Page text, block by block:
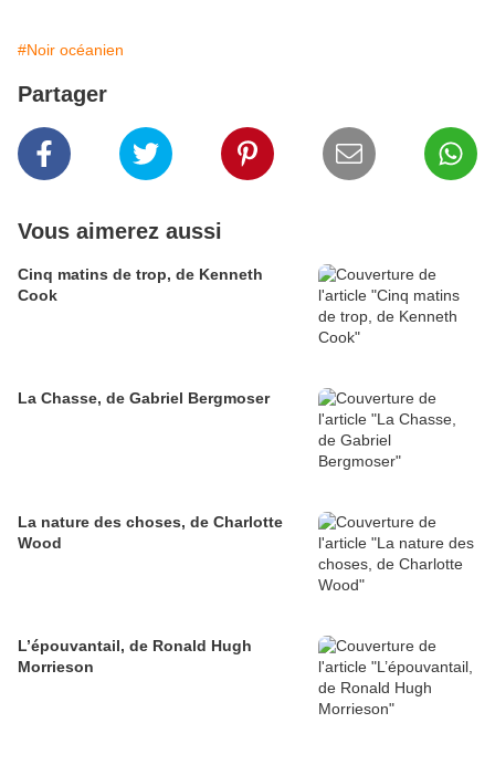
#Noir océanien
Partager
Vous aimerez aussi
Cinq matins de trop, de Kenneth
Cook
La Chasse, de Gabriel Bergmoser
La nature des choses, de Charlotte
Wood
L’épouvantail, de Ronald Hugh
Morrieson